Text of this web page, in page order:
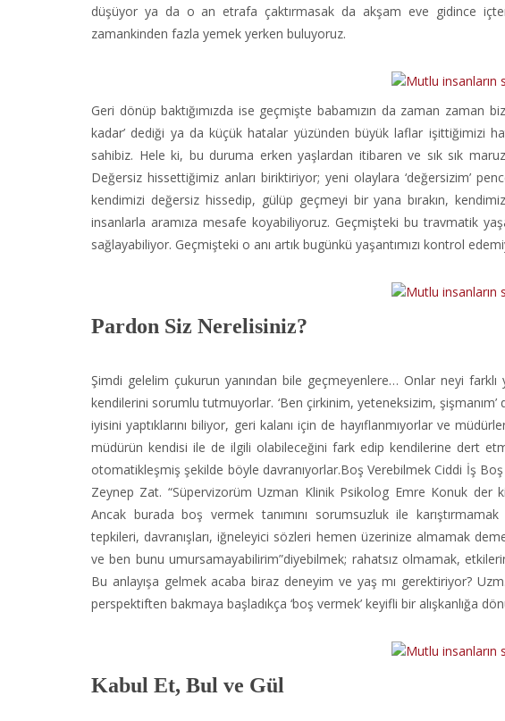
düşüyor ya da o an etrafa çaktırmasak da akşam eve gidince
zamankinden fazla yemek yerken buluyoruz.
Geri dönüp baktığımızda ise geçmişte babamızın da zaman zaman
kadar’ dediği ya da küçük hatalar yüzünden büyük laflar işittiğimizi
sahibiz. Hele ki, bu duruma erken yaşlardan itibaren ve sık sık
Değersiz hissettiğimiz anları biriktiriyor; yeni olaylara ‘değersizim’
kendimizi değersiz hissedip, gülüp geçmeyi bir yana bırakın,
insanlarla aramıza mesafe koyabiliyoruz. Geçmişteki bu travmatik
sağlayabiliyor. Geçmişteki o anı artık bugünkü yaşantımızı kontrol
Pardon Siz Nerelisiniz?
Şimdi gelelim çukurun yanından bile geçmeyenlere… Onlar neyi
kendilerini sorumlu tutmuyorlar. ‘Ben çirkinim, yeteneksizim, şişmanım’
iyisini yaptıklarını biliyor, geri kalanı için de hayıflanmıyorlar ve
müdürün kendisi ile de ilgili olabileceğini fark edip kendilerine dert
otomatikleşmiş şekilde böyle davranıyorlar.Boş Verebilmek Ciddi İş
Zeynep Zat. “Süpervizorüm Uzman Klinik Psikolog Emre Konuk
Ancak burada boş vermek tanımını sorumsuzluk ile
tepkileri, davranışları, iğneleyici sözleri hemen üzerinize almamak
ve ben bunu umursamayabilirim”diyebilmek; rahatsız olmamak,
Bu anlayışa gelmek acaba biraz deneyim ve yaş mı gerektiriyor?
perspektiften bakmaya başladıkça ‘boş vermek’ keyifli bir alışkanlığa
Kabul Et, Bul ve Gül